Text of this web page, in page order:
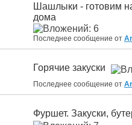
Шашлыки - готовим
дома
Последнее сообщение от
Горячие закуски
Последнее сообщение от
Фуршет. Закуски,